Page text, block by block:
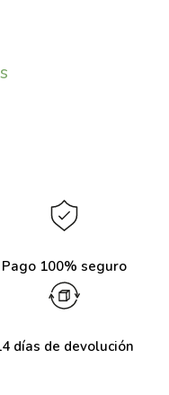
Pago 100% seguro
días de devolución